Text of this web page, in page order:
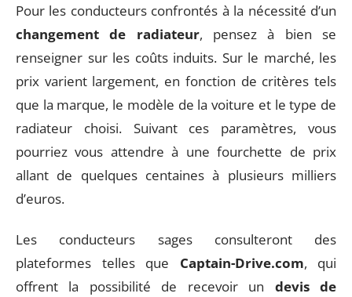
Pour les conducteurs confrontés à la nécessité d’un
changement de radiateur, pensez à bien se
renseigner sur les coûts induits. Sur le marché, les
prix varient largement, en fonction de critères tels
que la marque, le modèle de la voiture et le type de
radiateur choisi. Suivant ces paramètres, vous
pourriez vous attendre à une fourchette de prix
allant de quelques centaines à plusieurs milliers
d’euros.
Les conducteurs sages consulteront des
plateformes telles que Captain-Drive.com, qui
offrent la possibilité de recevoir un devis de